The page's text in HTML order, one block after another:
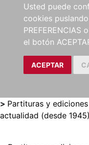
Usted puede
cookies
el botón
ACEPTAR
> Partituras y
actualidad (desde 1945)